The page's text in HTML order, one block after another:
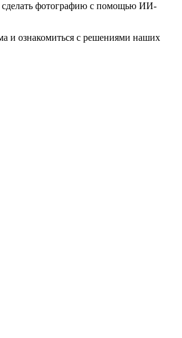
сделать фотографию с помощью ИИ-
и ознакомиться с решениями наших